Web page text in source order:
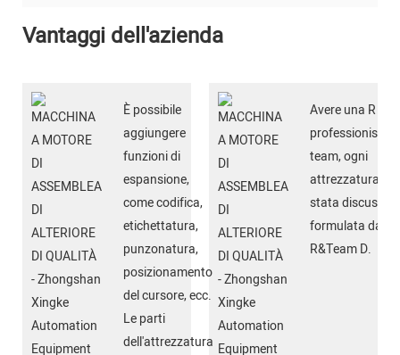
Vantaggi dell'azienda
È possibile
aggiungere
funzioni di
espansione,
come codifica,
etichettatura,
punzonatura,
posizionamento
del cursore, ecc.
Le parti
dell'attrezzatura
Avere una R
team, ogni
attrezzatura è
stata discussa e
formulata dalla
R&Team D.